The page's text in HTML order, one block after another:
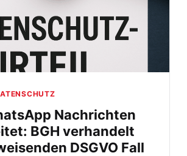
Nachrichten
BGH verhandelt
DSGVO Fall